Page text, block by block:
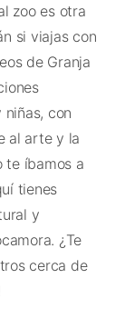
zoo es otra
si viajas con
de Granja
con
al arte y la
te íbamos a
tienes
y
¿Te
cerca de